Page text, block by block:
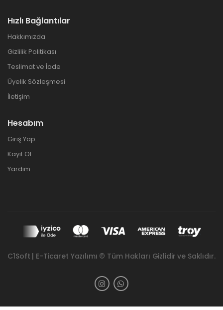
Hızlı Bağlantılar
Hakkımızda
Gizlilik Politikası
Teslimat ve İade
Üyelik Sözleşmesi
İletişim
Hesabım
Giriş Yap
Kayıt Ol
Yardım
C1Soft | E-Ticaret Yazılımı © Tüm Hakları Gizlidir ve Saklıdır.